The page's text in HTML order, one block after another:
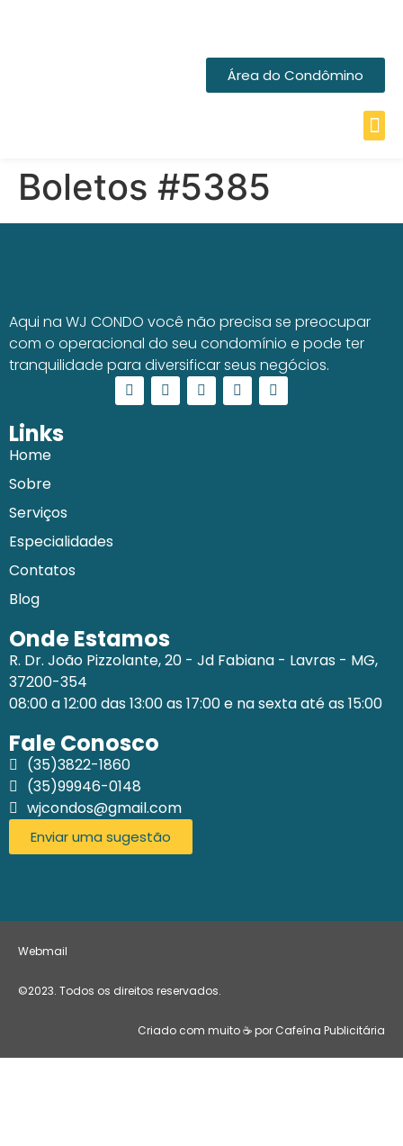
Área do Condômino
Boletos #5385
Aqui na WJ CONDO você não precisa se preocupar
com o operacional do seu condomínio e pode ter
tranquilidade para diversificar seus negócios.
Links
Home
Sobre
Serviços
Especialidades
Contatos
Blog
Onde Estamos
R. Dr. João Pizzolante, 20 - Jd Fabiana - Lavras - MG,
37200-354
08:00 a 12:00 das 13:00 as 17:00 e na sexta até as 15:00
Fale Conosco
(35)3822-1860
(35)99946-0148
wjcondos@gmail.com
Enviar uma sugestão
Webmail
©2023. Todos os direitos reservados.
Criado com muito ☕ por Cafeína Publicitária